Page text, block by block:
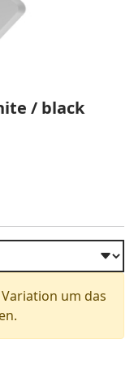
/ black
um das